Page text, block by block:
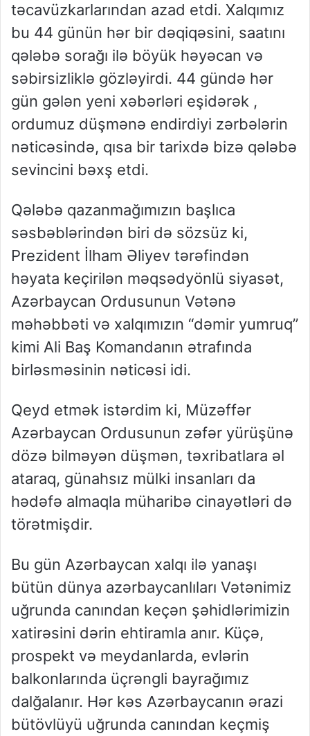
təcavüzkarlarından azad etdi. Xalqımız
bu 44 günün hər bir dəqiqəsini, saatını
qələbə sorağı ilə böyük həyəcan və
səbirsizliklə gözləyirdi. 44 gündə hər
gün gələn yeni xəbərləri eşidərək ,
ordumuz düşmənə endirdiyi zərbələrin
nəticəsində, qısa bir tarixdə bizə qələbə
sevincini bəxş etdi.
Qələbə qazanmağımızın başlıca
səsbəblərindən biri də sözsüz ki,
Prezident İlham Əliyev tərəfindən
həyata keçirilən məqsədyönlü siyasət,
Azərbaycan Ordusunun Vətənə
məhəbbəti və xalqımızın “dəmir yumruq”
kimi Ali Baş Komandanın ətrafında
birləsməsinin nəticəsi idi.
Qeyd etmək istərdim ki, Müzəffər
Azərbaycan Ordusunun zəfər yürüşünə
dözə bilməyən düşmən, təxribatlara əl
ataraq, günahsız mülki insanları da
hədəfə almaqla müharibə cinayətləri də
törətmişdir.
Bu gün Azərbaycan xalqı ilə yanaşı
bütün dünya azərbaycanlıları Vətənimiz
uğrunda canından keçən şəhidlərimizin
xatirəsini dərin ehtiramla anır. Küçə,
prospekt və meydanlarda, evlərin
balkonlarında üçrəngli bayrağımız
dalğalanır. Hər kəs Azərbaycanın ərazi
bütövlüyü uğrunda canından keçmiş